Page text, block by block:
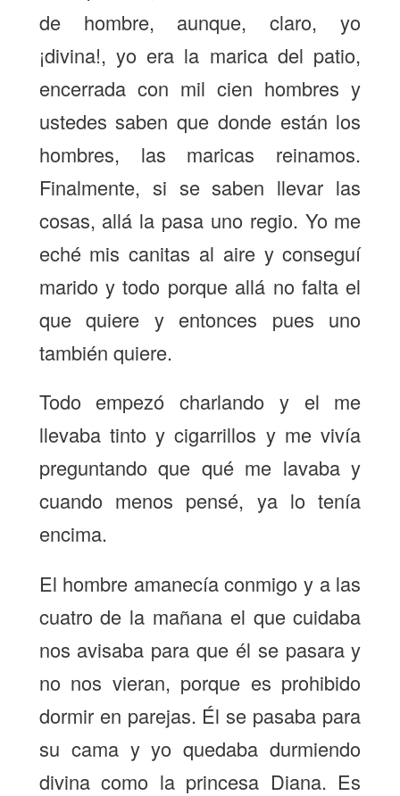
de hombre, aunque, claro, yo
¡divina!, yo era la marica del patio,
encerrada con mil cien hombres y
ustedes saben que donde están los
hombres, las maricas reinamos.
Finalmente, si se saben llevar las
cosas, allá la pasa uno regio. Yo me
eché mis canitas al aire y conseguí
marido y todo porque allá no falta el
que quiere y entonces pues uno
también quiere.
Todo empezó charlando y el me
llevaba tinto y cigarrillos y me vivía
preguntando que qué me lavaba y
cuando menos pensé, ya lo tenía
encima.
El hombre amanecía conmigo y a las
cuatro de la mañana el que cuidaba
nos avisaba para que él se pasara y
no nos vieran, porque es prohibido
dormir en parejas. Él se pasaba para
su cama y yo quedaba durmiendo
divina como la princesa Diana. Es